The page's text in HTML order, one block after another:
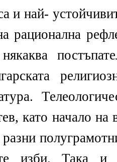
и най-
рационална
като начало на
разни
изби. Така и